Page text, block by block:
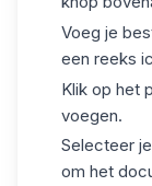
Voeg je
een reeks
Klik op het
voegen.
Selecteer
om het